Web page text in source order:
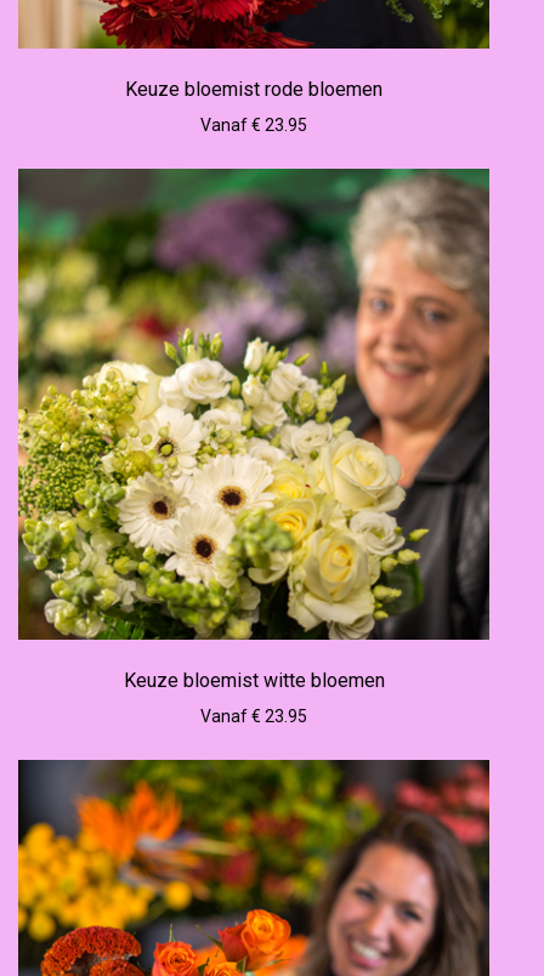
Keuze bloemist rode bloemen
Vanaf € 23.95
Keuze bloemist witte bloemen
Vanaf € 23.95